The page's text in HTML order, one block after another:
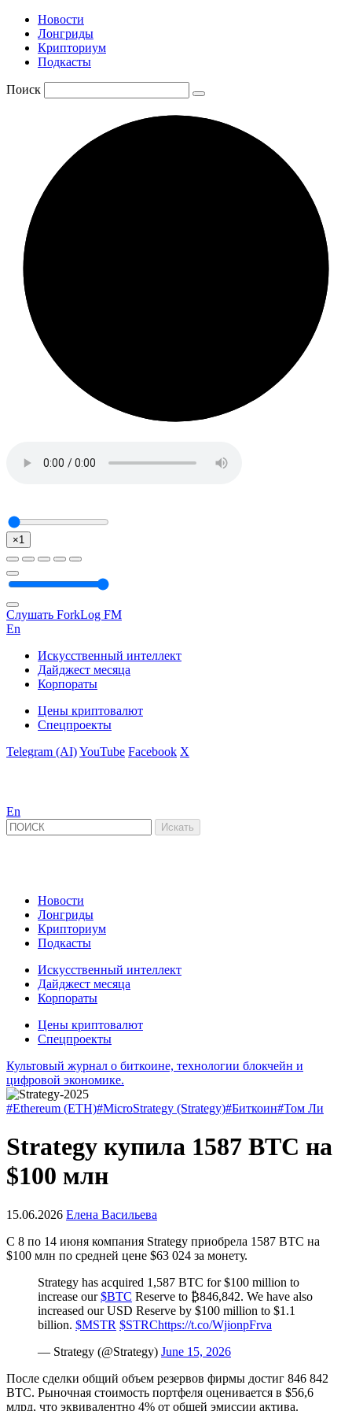
Новости
Лонгриды
Крипториум
Подкасты
Поиск
×1
Слушать ForkLog FM
En
Искусственный интеллект
Дайджест месяца
Корпораты
Цены криптовалют
Спецпроекты
Telegram (AI)YouTube Facebook X
En
Новости
Лонгриды
Крипториум
Подкасты
Искусственный интеллект
Дайджест месяца
Корпораты
Цены криптовалют
Спецпроекты
Культовый журнал о биткоине, технологии блокчейн и
цифровой экономике.
#Ethereum (ETH)#MicroStrategy (Strategy)#Биткоин#Том Ли
Strategy купила 1587 BTC на
$100 млн
15.06.2026 Елена Васильева
С 8 по 14 июня компания Strategy приобрела 1587 BTC на
$100 млн по средней цене $63 024 за монету.
Strategy has acquired 1,587 BTC for $100 million to
increase our$BTC Reserve to ₿846,842. We have also
increased our USD Reserve by $100 million to $1.1
billion. $MSTR $STRChttps://t.co/WjionpFrva
— Strategy (@Strategy) June 15, 2026
После сделки общий объем резервов фирмы достиг 846 842
BTC. Рыночная стоимость портфеля оценивается в $56,6
млрд, что эквивалентно 4% от общей эмиссии актива.